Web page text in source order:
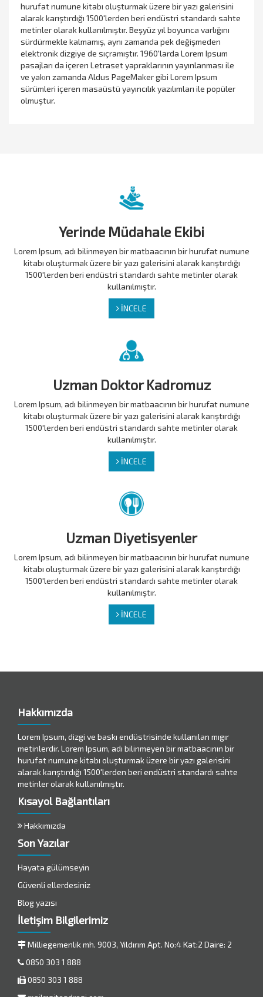
hurufat numune kitabı oluşturmak üzere bir yazı galerisini
alarak karıştırdığı 1500'lerden beri endüstri standardı sahte
metinler olarak kullanılmıştır. Beşyüz yıl boyunca varlığını
sürdürmekle kalmamış, aynı zamanda pek değişmeden
elektronik dizgiye de sıçramıştır. 1960'larda Lorem Ipsum
pasajları da içeren Letraset yapraklarının yayınlanması ile
ve yakın zamanda Aldus PageMaker gibi Lorem Ipsum
sürümleri içeren masaüstü yayıncılık yazılımları ile popüler
olmuştur.
Yerinde Müdahale Ekibi
Lorem Ipsum, adı bilinmeyen bir matbaacının bir hurufat numune
kitabı oluşturmak üzere bir yazı galerisini alarak karıştırdığı
1500'lerden beri endüstri standardı sahte metinler olarak
kullanılmıştır.
İNCELE
Uzman Doktor Kadromuz
Lorem Ipsum, adı bilinmeyen bir matbaacının bir hurufat numune
kitabı oluşturmak üzere bir yazı galerisini alarak karıştırdığı
1500'lerden beri endüstri standardı sahte metinler olarak
kullanılmıştır.
İNCELE
Uzman Diyetisyenler
Lorem Ipsum, adı bilinmeyen bir matbaacının bir hurufat numune
kitabı oluşturmak üzere bir yazı galerisini alarak karıştırdığı
1500'lerden beri endüstri standardı sahte metinler olarak
kullanılmıştır.
İNCELE
Hakkımızda
Lorem Ipsum, dizgi ve baskı endüstrisinde kullanılan mıgır
metinlerdir. Lorem Ipsum, adı bilinmeyen bir matbaacının bir
hurufat numune kitabı oluşturmak üzere bir yazı galerisini
alarak karıştırdığı 1500'lerden beri endüstri standardı sahte
metinler olarak kullanılmıştır.
Kısayol Bağlantıları
Hakkımızda
Son Yazılar
Hayata gülümseyin
Güvenli ellerdesiniz
Blog yazısı
İletişim Bilgilerimiz
Milliegemenlik mh. 9003, Yıldırım Apt. No:4 Kat:2 Daire: 2
0850 303 1 888
0850 303 1 888